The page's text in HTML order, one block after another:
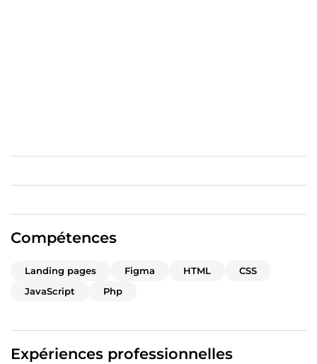
vendre 24/7 sans effort, tout en personnalisant
Compétences
Landing pages Figma HTML
CSS
JavaScript
Php
Expériences professionnelles